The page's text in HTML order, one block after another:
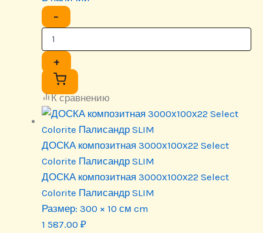
−
+
К сравнению
ДОСКА композитная 3000х100х22 Select
Colorite Палисандр SLIM
ДОСКА композитная 3000х100х22 Select
Colorite Палисандр SLIM
Размер: 300 × 10 см cm
1 587.00 ₽